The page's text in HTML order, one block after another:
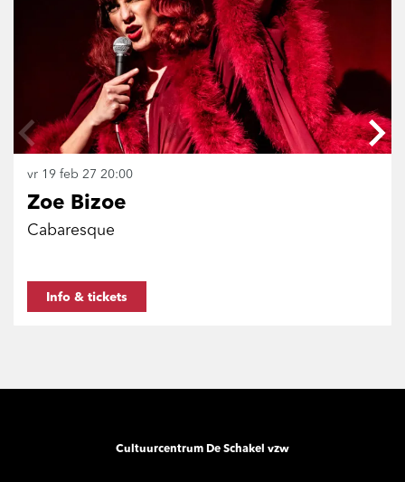
Zoe Bizoe
Cabaresque
vr 19 feb 27 20:00
Info & tickets
Cultuurcentrum De Schakel vzw